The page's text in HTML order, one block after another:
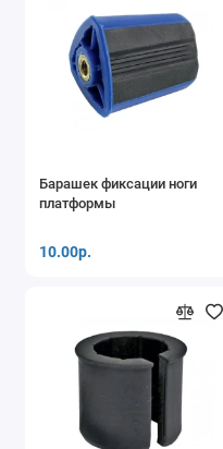
Барашек фиксации ноги
платформы
10.00р.